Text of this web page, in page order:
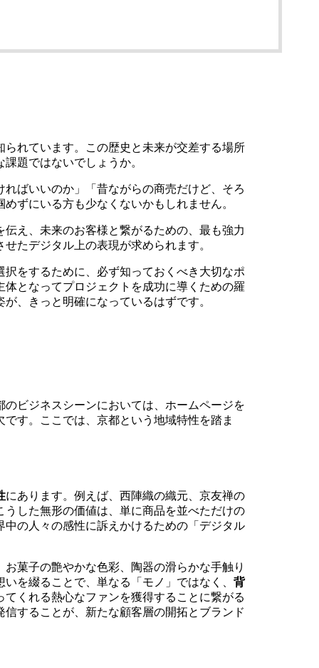
れています。この歴史と未来が交差する場所
題ではないでしょうか。
ばいいのか」「昔ながらの商売だけど、そろ
ずにいる方も少なくないかもしれません。
え、未来のお客様と繋がるための、最も強力
たデジタル上の表現が求められます。
をするために、必ず知っておくべき大切なポ
となってプロジェクトを成功に導くための羅
、きっと明確になっているはずです。
ビジネスシーンにおいては、ホームページを
す。ここでは、京都という地域特性を踏ま
にあります。例えば、西陣織の織元、京友禅の
した無形の価値は、単に商品を並べただけの
の人々の感性に訴えかけるための「デジタル
菓子の艶やかな色彩、陶器の滑らかな手触り
を綴ることで、単なる「モノ」ではなく、 背
くれる熱心なファンを獲得することに繋がる
することが、新たな顧客層の開拓とブランド